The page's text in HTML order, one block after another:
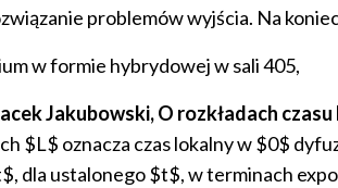
problemów wyjścia. Na
wformie hybrydowejwsali405,
Jakubowski, O rozkładach
$L$ oznacza czas lokalny w $0$
dla ustalonego $t$, w terminach